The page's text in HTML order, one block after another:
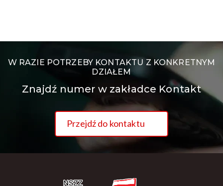
W RAZIE POTRZEBY KONTAKTU Z KONKRETNYM
DZIAŁEM
Znajdź numer w zakładce Kontakt
Przejdź do kontaktu